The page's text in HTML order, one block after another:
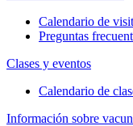
Calendario de
Preguntas
Clases y eventos
Calendario de
Información sobre